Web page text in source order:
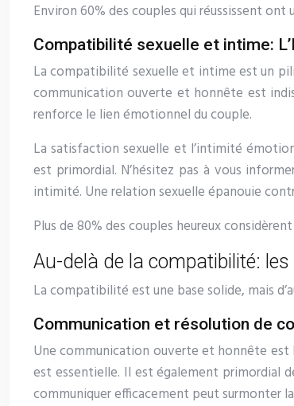
Environ 60% des couples qui réussissent
Compatibilité sexuelle et intime:
La compatibilité sexuelle et intime est un
communication ouverte et honnête est
renforce le lien émotionnel du couple.
La satisfaction sexuelle et l’intimité
est primordial. N’hésitez pas à vous
intimité. Une relation sexuelle épanouie
Plus de 80% des couples heureux
Au-delà de la compatibilité:
La compatibilité est une base solide, mais
Communication et résolution de
Une communication ouverte et honnête est
est essentielle. Il est également primordial
communiquer efficacement peut surmonter